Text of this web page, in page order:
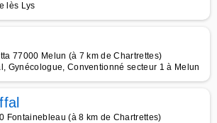
lès Lys
77000 Melun (à 7 km de Chartrettes)
Gynécologue, Conventionné secteur 1 à Melun
Fontainebleau (à 8 km de Chartrettes)